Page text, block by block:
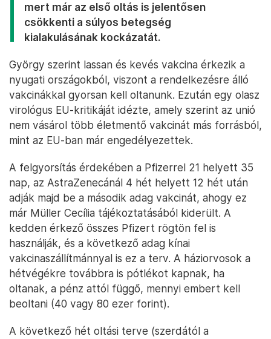
mert már az első oltás is jelentősen
csökkenti a súlyos betegség
kialakulásának kockázatát.
György szerint lassan és kevés vakcina érkezik a
nyugati országokból, viszont a rendelkezésre álló
vakcinákkal gyorsan kell oltanunk. Ezután egy olasz
virológus EU-kritikáját idézte, amely szerint az unió
nem vásárol több életmentő vakcinát más forrásból,
mint az EU-ban már engedélyezettek.
A felgyorsítás érdekében a Pfizerrel 21 helyett 35
nap, az AstraZenecánál 4 hét helyett 12 hét után
adják majd be a második adag vakcinát, ahogy ez
már Müller Cecília tájékoztatásából kiderült. A
kedden érkező összes Pfizert rögtön fel is
használják, és a következő adag kínai
vakcinaszállítmánnyal is ez a terv. A háziorvosok a
hétvégékre továbbra is pótlékot kapnak, ha
oltanak, a pénz attól függő, mennyi embert kell
beoltani (40 vagy 80 ezer forint).
A következő hét oltási terve (szerdától a